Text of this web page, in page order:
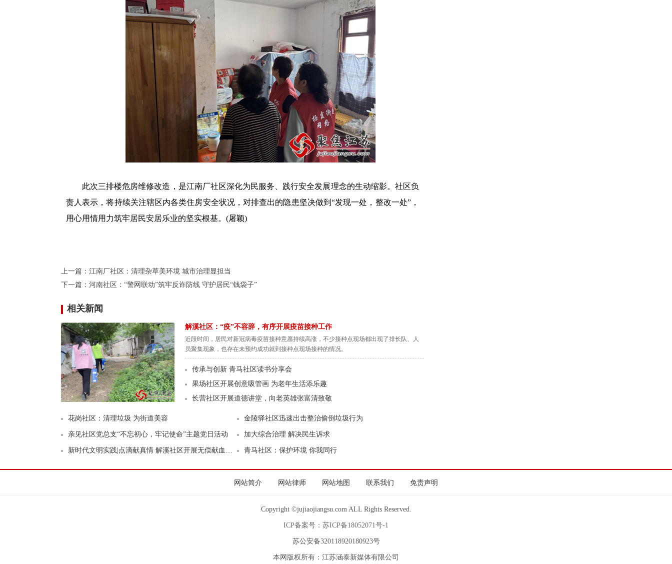
此次三排楼危房维修改造，是江南厂社区深化为民服务、践行安全发展理念的生动缩影。社区负
责人表示，将持续关注辖区内各类住房安全状况，对排查出的隐患坚决做到“发现一处，整改一处”，
用心用情用力筑牢居民安居乐业的坚实根基。(屠颖)
上一篇： 江南厂社区：清理杂草美环境 城市治理显担当
下一篇： 河南社区：“警网联动”筑牢反诈防线 守护居民“钱袋子”
相关新闻
解溪社区：“疫”不容辞，有序开展疫苗接种工作
近段时间，居民对新冠病毒疫苗接种意愿持续高涨，不少接种点现场都出现了排长队、人
员聚集现象，也存在未预约成功就到接种点现场接种的情况。
传承与创新 青马社区读书分享会
果场社区开展创意吸管画 为老年生活添乐趣
长营社区开展道德讲堂，向老英雄张富清致敬
花岗社区：清理垃圾 为街道美容
亲见社区党总支“不忘初心，牢记使命”主题党日活动
新时代文明实践|点滴献真情 解溪社区开展无偿献血活动
金陵驿社区迅速出击整治偷倒垃圾行为
加大综合治理 解决民生诉求
青马社区：保护环境 你我同行
网站简介 网站律师 网站地图 联系我们 免责声明
Copyright ©jujiaojiangsu.com ALL Rights Reserved.
ICP备案号：苏ICP备18052071号-1
苏公安备320118920180923号
本网版权所有：江苏涵泰新媒体有限公司